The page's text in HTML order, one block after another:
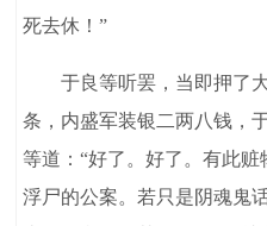
死去休！”
于良等听罢，当即押了大
条，内盛军装银二两八钱，
等道：“好了。好了。有此
浮尸的公案。若只是阴魂鬼